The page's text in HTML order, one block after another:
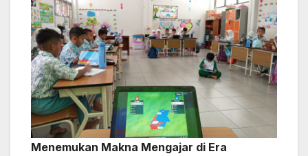
Menemukan Makna Mengajar di Era